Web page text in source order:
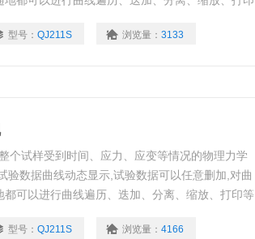
缩、弯曲、抗弯、撕裂、剪切、刺破、低调疲劳
型号： QJ211S 浏览量： 3133
个试样受到时间、应力、应变等情况的物理力学
验数据曲线动态显示,试验数据可以任意删加,对曲
可以进行曲线遍历、迭加、分离、缩放、打印等
弯曲、抗弯、撕裂、剪切、刺破、低调疲劳等多
型号： QJ211S 浏览量： 4166